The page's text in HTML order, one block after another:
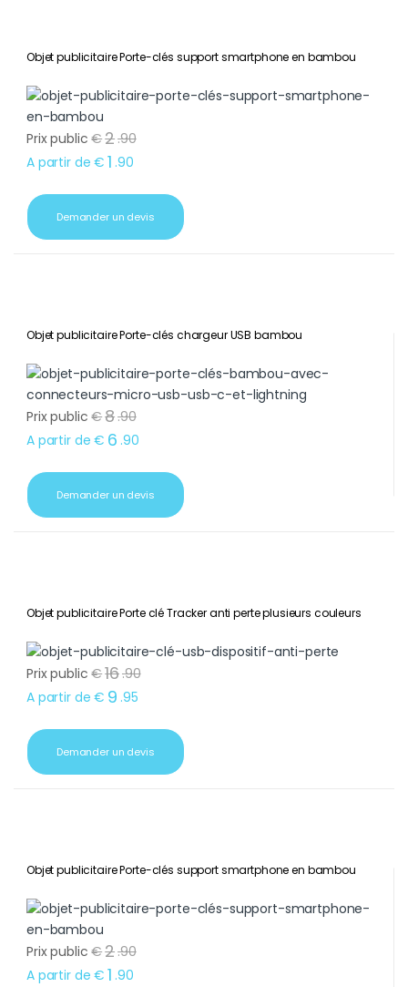
Objet publicitaire Porte-clés support smartphone en bambou
Prix public €2.90
A partir de € 1 .90
Demander un devis
Objet publicitaire Porte-clés chargeur USB bambou
Prix public €8.90
A partir de € 6 .90
Demander un devis
Objet publicitaire Porte clé Tracker anti perte plusieurs couleurs
Prix public €16.90
A partir de € 9 .95
Demander un devis
Objet publicitaire Porte-clés support smartphone en bambou
Prix public €2.90
A partir de € 1 .90